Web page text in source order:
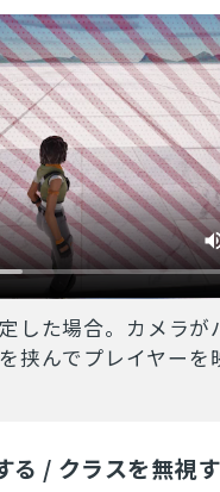
した場合。カメラが
挟んでプレイヤーを
る / クラスを無視